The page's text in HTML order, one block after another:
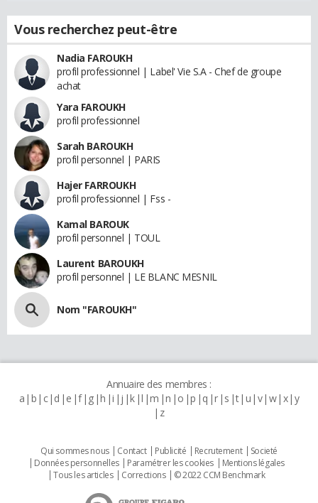
Vous recherchez peut-être
Nadia FAROUKH
profil professionnel | Label' Vie S.A - Chef de groupe
achat
Yara FAROUKH
profil professionnel
Sarah BAROUKH
profil personnel | PARIS
Hajer FARROUKH
profil professionnel | Fss -
Kamal BAROUK
profil personnel | TOUL
Laurent BAROUKH
profil personnel | LE BLANC MESNIL
Nom "FAROUKH"
Annuaire des membres :
a b c d e f g h i j k l m n o p q r s t u v w x y
z
Qui sommes nous Contact Publicité Recrutement
Societé
Données personnelles
Paramétrer les cookies
Mentions légales
Tous les articles
Corrections © 2022 CCM Benchmark